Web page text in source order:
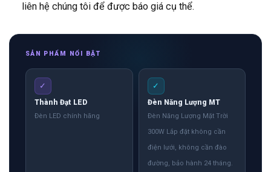
liên hệ chúng tôi để được báo giá cụ thể.
SẢN PHẨM NỔI BẬT
✓
Thành Đạt LED
Đèn LED chính hãng
✓
Đèn Năng Lượng MT
Đèn Năng Lượng Mặt Trời
300W Lắp đặt không cần
điện lưới, không cần đào
đường, bảo hành 24 tháng.